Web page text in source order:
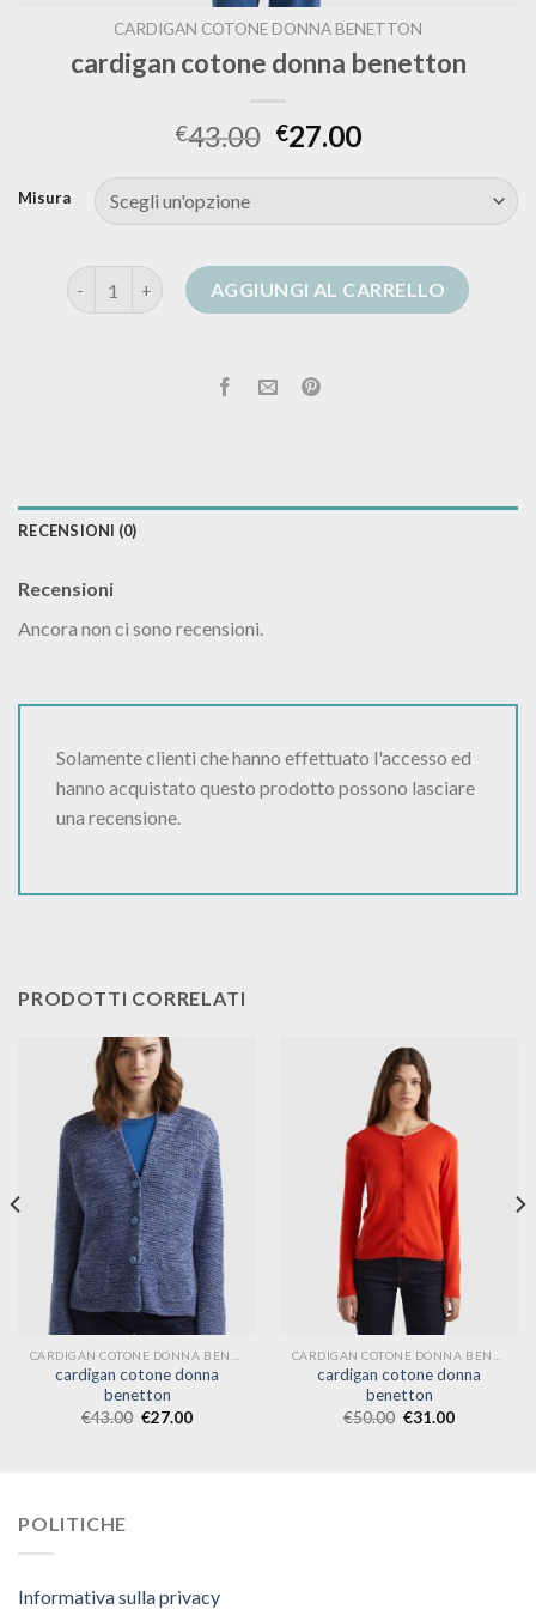
CARDIGAN COTONE DONNA BENETTON
cardigan cotone donna benetton
€43.00 €27.00
Misura
cardigan cotone donna benetton quantità
AGGIUNGI AL CARRELLO
RECENSIONI (0)
Recensioni
Ancora non ci sono recensioni.
Solamente clienti che hanno effettuato l'accesso ed
hanno acquistato questo prodotto possono lasciare
una recensione.
PRODOTTI CORRELATI
cardigan cotone donna
benetton
€43.00 €27.00
cardigan cotone donna
benetton
€50.00 €31.00
POLITICHE
Informativa sulla privacy